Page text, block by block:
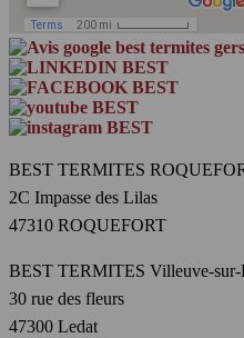
BEST TERMITES
2C Impasse des Lilas
47310 ROQUEFORT
BEST TERMITES Villeuve-
30 rue des fleurs
47300 Ledat